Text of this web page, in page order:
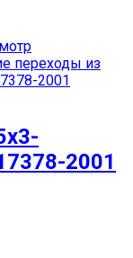
переходы из
2001
2001